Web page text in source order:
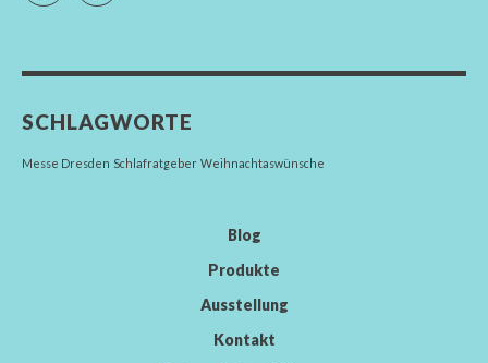
SCHLAGWORTE
Messe Dresden Schlafratgeber Weihnachtaswünsche
Blog
Produkte
Ausstellung
Kontakt